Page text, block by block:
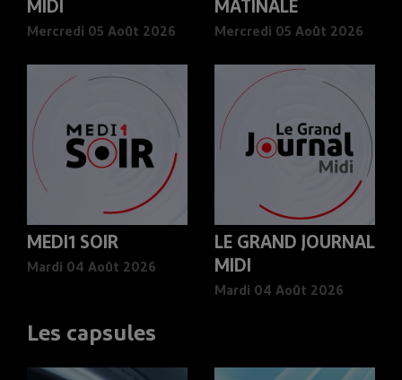
MIDI
Mercredi 05 Août 2026
MATINALE
Mercredi 05 Août 2026
MEDI1 SOIR
Mardi 04 Août 2026
LE GRAND JOURNAL
MIDI
Mardi 04 Août 2026
Les capsules